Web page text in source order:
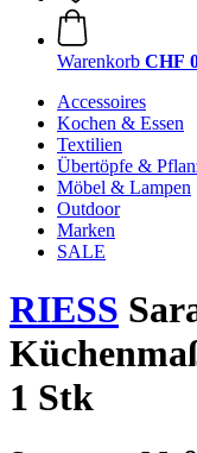
Warenkorb CHF
Accessoires
Kochen & Essen
Textilien
Übertöpfe &
Möbel & Lampen
Outdoor
Marken
SALE
RIESS
1 Stk